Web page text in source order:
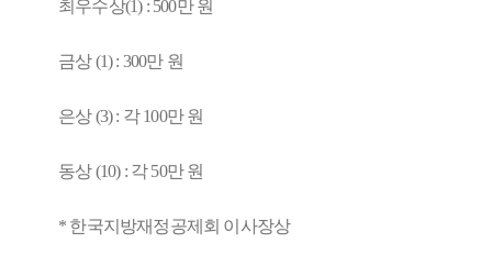
최우수상(1) : 500만 원
금상 (1) : 300만 원
은상 (3) : 각 100만 원
동상 (10) : 각 50만 원
* 한국지방재정공제회 이사장상